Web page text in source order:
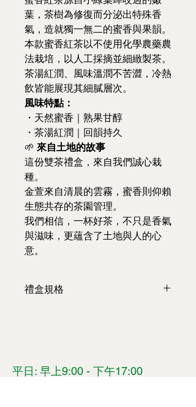
葉，茶樹為修復而分泌出特殊香
氣，造就獨一無二的蜜香與果韻。
本款蜜香紅茶以不使用化學農藥農
法栽培，以人工採摘並細緻製茶。
茶湯紅潤、風味溫潤不苦澀，冷熱
飲皆能展現其細膩層次。
風味特點：
・天然蜜香｜熟果甘醇
・茶湯紅潤｜回韻持久
🌱 來自土地的故事
這份雙茶禮盒，來自我們誠心栽
種。
金萱來自清晨的雲霧，蜜香則仰賴
生態共存的茶園管理。
我們相信，一杯好茶，不只是香氣
與滋味，更蘊含了土地與人的心
意。
禮盒規格
清茶（150公克/盒）*1盒
平日: 早上9:00 - 下午17:00